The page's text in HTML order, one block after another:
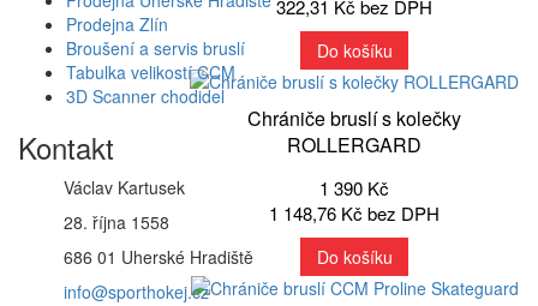
322,31 Kč bez DPH
Do košíku
Chrániče bruslí s kolečky
ROLLERGARD
1 390 Kč
1 148,76 Kč bez DPH
Do košíku
Prodejna Zlín
Broušení a servis bruslí
Tabulka velikostí CCM
3D Scanner chodidel
Kontakt
Václav Kartusek
28. října 1558
686 01 Uherské Hradiště
info@sporthokej.cz